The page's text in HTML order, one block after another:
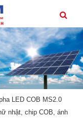
LED COB MS2.0
nhật, chip COB, ánh